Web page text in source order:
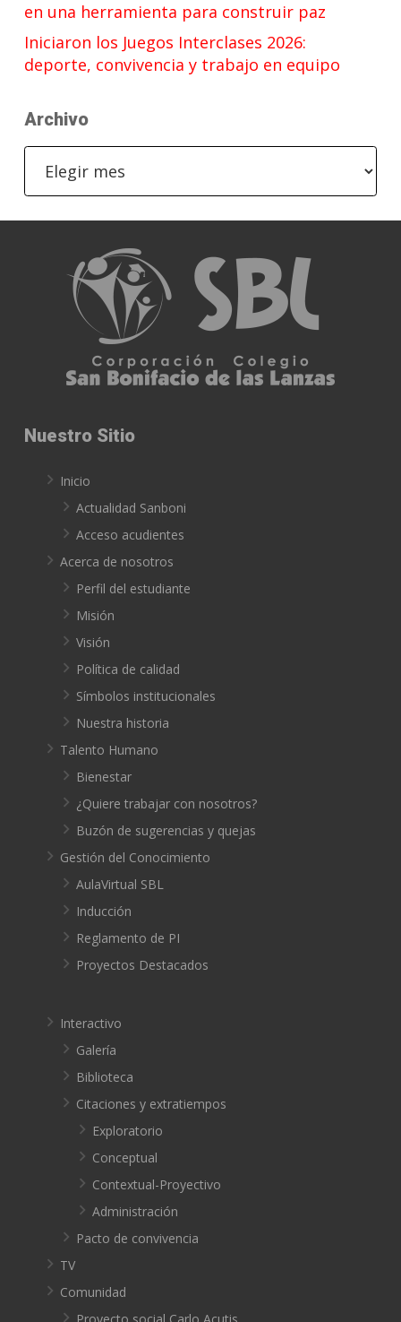
en una herramienta para construir paz
Iniciaron los Juegos Interclases 2026:
deporte, convivencia y trabajo en equipo
Archivo
Nuestro Sitio
Inicio
Actualidad Sanboni
Acceso acudientes
Acerca de nosotros
Perfil del estudiante
Misión
Visión
Política de calidad
Símbolos institucionales
Nuestra historia
Talento Humano
Bienestar
¿Quiere trabajar con nosotros?
Buzón de sugerencias y quejas
Gestión del Conocimiento
AulaVirtual SBL
Inducción
Reglamento de PI
Proyectos Destacados
Interactivo
Galería
Biblioteca
Citaciones y extratiempos
Exploratorio
Conceptual
Contextual-Proyectivo
Administración
Pacto de convivencia
TV
Comunidad